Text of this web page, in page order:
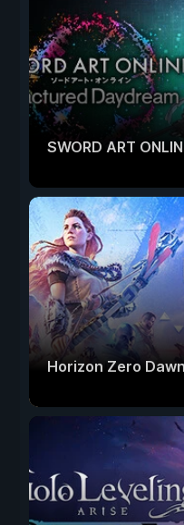
SWORD ART
Horizon Zero